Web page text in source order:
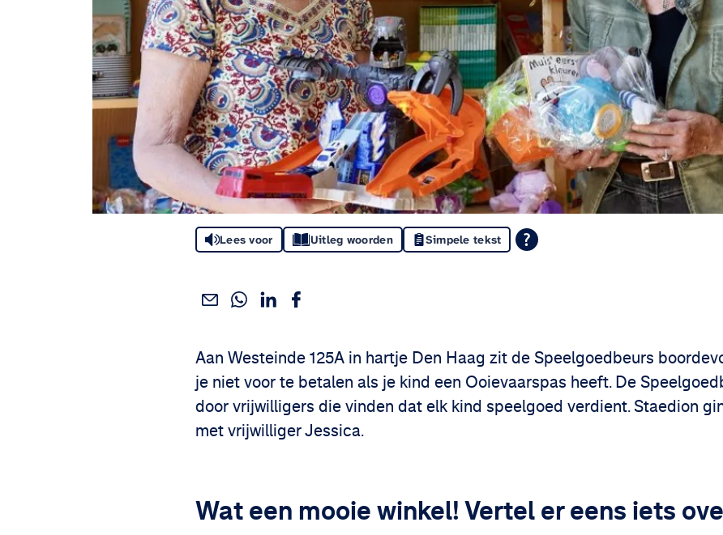
Lees voor Uitleg woorden Simpele tekst
Deel het artikel:
Deel dit via e-mail
Deel dit via WhatsApp
Deel dit via Linkedin
Deel dit via Facebook
Aan Westeinde 125A in hartje Den Haag zit de Speelgoedbeurs
je niet voor te betalen als je kind een Ooievaarspas heeft. De
door vrijwilligers die vinden dat elk kind speelgoed verdient. Staedion
met vrijwilliger Jessica.
Wat een mooie winkel! Vertel er eens iets